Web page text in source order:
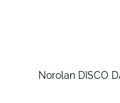
Norolan DISCO